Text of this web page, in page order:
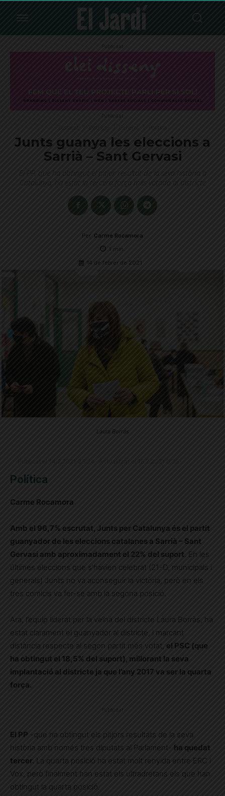
Publicitat
Publicitat
Junts guanya les eleccions a
Sarrià – Sant Gervasi
El PP, que ha obtingut el pitjor resultat de la seva història a
Catalunya, ha estat la tercera força més votada al districte
Per Carme Rocamora
1 min.
14 de febrer de 2021
Laura Borràs
Política
Carme Rocamora
Amb el 96,7% escrutat, Junts per Catalunya és el partit
guanyador de les eleccions catalanes a Sarrià – Sant
Gervasi amb aproximadament el 22% del suport. En les
últimes eleccions que s’havien celebrat (21-D, municipals i
generals) Junts no va aconseguir la victòria, però en els
tres comicis va fer-se amb la segona posició.
Ara, l’equip liderat per la veïna del districte Laura Borràs, ha
estat clarament el guanyador al districte, i marcant
distància respecte al segon partit més votat, el PSC (que
ha obtingut el 18,5% del suport), millorant la seva
implantació al districte ja que l’any 2017 va ser la quarta
força.
El PP -que ha obtingut els pitjors resultats de la seva
història amb només tres diputats al Parlament- ha quedat
tercer. La quarta posició ha estat molt renyida entre ERC i
Vox, però finalment han estat els ultradretans els que han
obtingut la quarta posició.